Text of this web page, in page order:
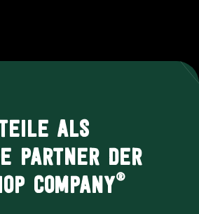
ALS
PARTNER DER
COMPANY®